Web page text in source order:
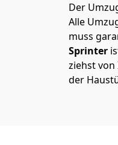
Der
Alle
muss
Sprinter
ziehst
der